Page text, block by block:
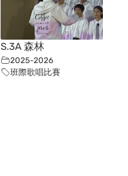
S.3A 森林
2025-2026
班際歌唱比賽